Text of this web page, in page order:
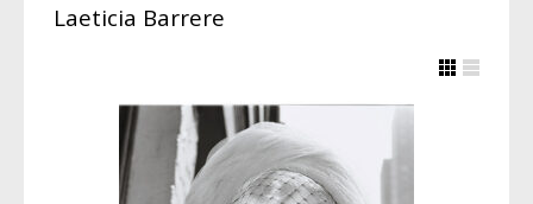
Laeticia Barrere